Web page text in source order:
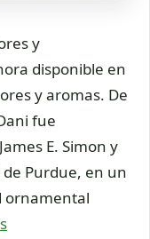
y
disponible en
y aromas. De
fue
E. Simon y
Purdue, en un
ornamental